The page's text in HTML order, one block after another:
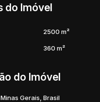
do Imóvel
2500 m²
360 m²
do Imóvel
Minas Gerais Brasil